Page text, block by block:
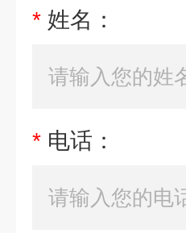
* 姓名：
* 电话：